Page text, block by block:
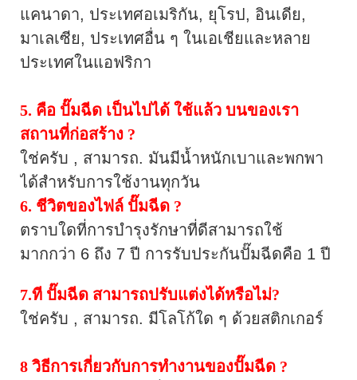
แคนาดา, ประเทศอเมริกัน, ยุโรป, อินเดีย,
มาเลเซีย, ประเทศอื่น ๆ ในเอเชียและหลาย
ประเทศในแอฟริกา
5. คือ ปั๊มฉีด เป็นไปได้ ใช้แล้ว บนของเรา
สถานที่ก่อสร้าง ?
ใช่ครับ , สามารถ. มันมีน้ำหนักเบาและพกพา
ได้สำหรับการใช้งานทุกวัน
6. ชีวิตของไฟล์ ปั๊มฉีด ?
ตราบใดที่การบำรุงรักษาที่ดีสามารถใช้
มากกว่า 6 ถึง 7 ปี การรับประกันปั๊มฉีดคือ 1 ปี
7.ที ปั๊มฉีด สามารถปรับแต่งได้หรือไม่?
ใช่ครับ , สามารถ. มีโลโก้ใด ๆ ด้วยสติกเกอร์
8 วิธีการเกี่ยวกับการทำงานของปั๊มฉีด ?